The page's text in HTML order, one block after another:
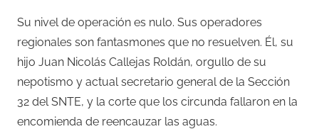
Su nivel de operación es nulo. Sus operadores
regionales son fantasmones que no resuelven. Él, su
hijo Juan Nicolás Callejas Roldán, orgullo de su
nepotismo y actual secretario general de la Sección
32 del SNTE, y la corte que los circunda fallaron en la
encomienda de reencauzar las aguas.